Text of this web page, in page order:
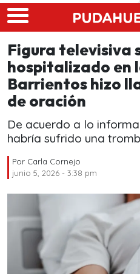
Skip to main content
Figura televisiva
hospitalizado en
Barrientos hizo
de oración
De acuerdo a lo
habría sufrido una
Por Carla Cornejo
junio 5, 2026 - 3:38 pm